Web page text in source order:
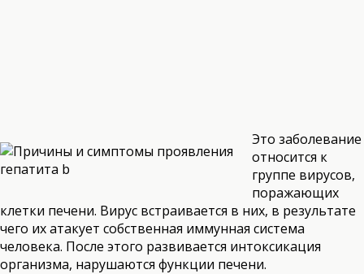
Это заболевание
относится к
группе вирусов,
поражающих
клетки печени. Вирус встраивается в них, в результате
чего их атакует собственная иммунная система
человека. После этого развивается интоксикация
организма, нарушаются функции печени.